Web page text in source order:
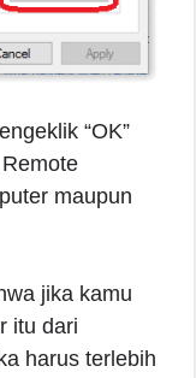
“OK”
maupun
jika kamu
itu dari
harus terlebih